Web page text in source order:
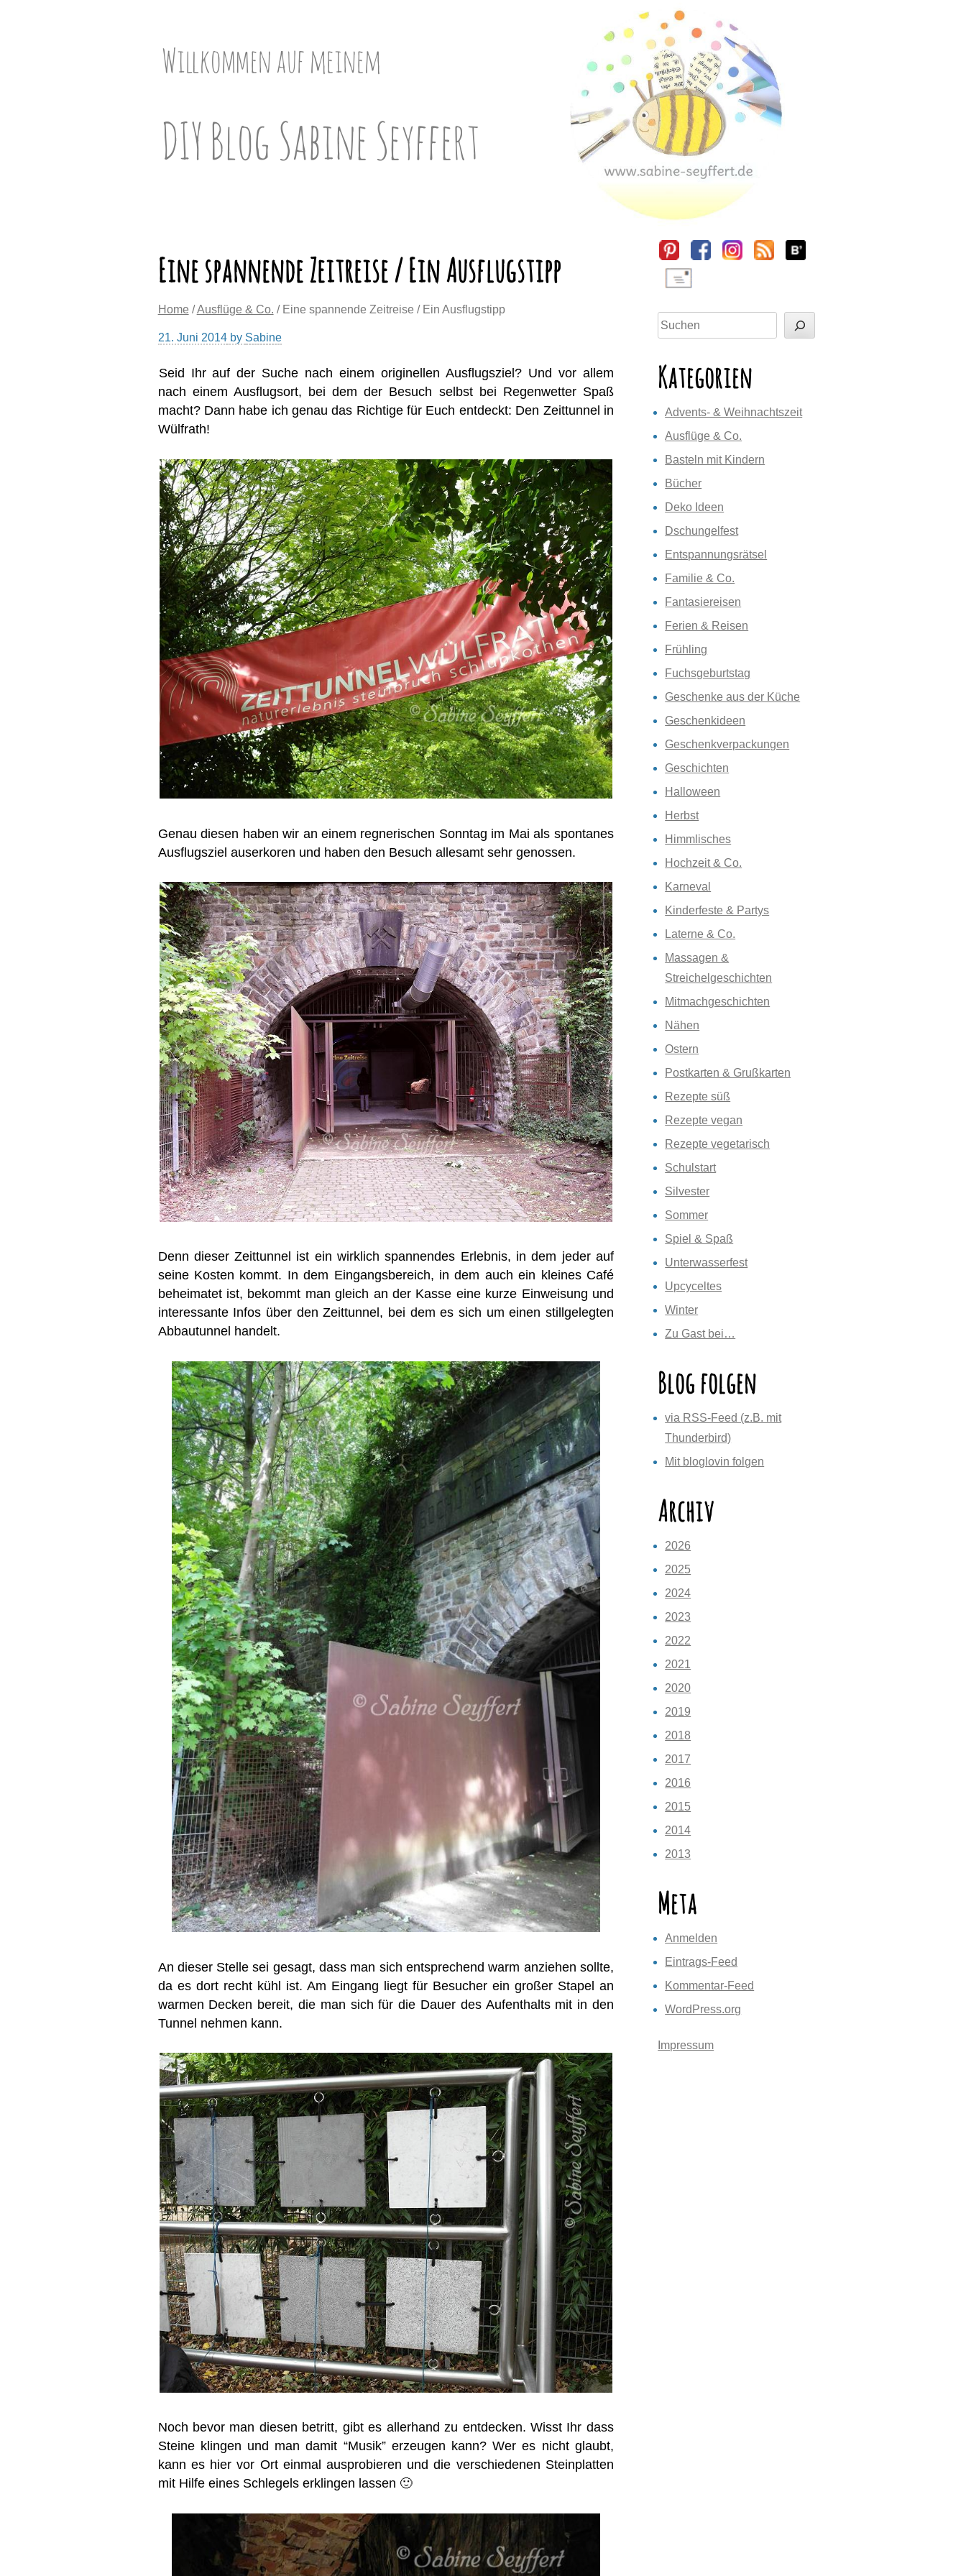
Willkommen auf meinem
DIY Blog Sabine Seyffert
Eine spannende Zeitreise / Ein Ausflugstipp
Home /Ausflüge & Co. / Eine spannende Zeitreise / Ein Ausflugstipp
21. Juni 2014by Sabine
Seid Ihr auf der Suche nach einem originellen Ausflugsziel? Und vor allem
nach einem Ausflugsort, bei dem der Besuch selbst bei Regenwetter Spaß
macht? Dann habe ich genau das Richtige für Euch entdeckt: Den Zeittunnel in
Wülfrath!
Genau diesen haben wir an einem regnerischen Sonntag im Mai als spontanes
Ausflugsziel auserkoren und haben den Besuch allesamt sehr genossen.
Denn dieser Zeittunnel ist ein wirklich spannendes Erlebnis, in dem jeder auf
seine Kosten kommt. In dem Eingangsbereich, in dem auch ein kleines Café
beheimatet ist, bekommt man gleich an der Kasse eine kurze Einweisung und
interessante Infos über den Zeittunnel, bei dem es sich um einen stillgelegten
Abbautunnel handelt.
An dieser Stelle sei gesagt, dass man sich entsprechend warm anziehen sollte,
da es dort recht kühl ist. Am Eingang liegt für Besucher ein großer Stapel an
warmen Decken bereit, die man sich für die Dauer des Aufenthalts mit in den
Tunnel nehmen kann.
Noch bevor man diesen betritt, gibt es allerhand zu entdecken. Wisst Ihr dass
Steine klingen und man damit “Musik” erzeugen kann? Wer es nicht glaubt,
kann es hier vor Ort einmal ausprobieren und die verschiedenen Steinplatten
mit Hilfe eines Schlegels erklingen lassen 🙂
Sidebar
Suchen
Kategorien
Advents- & Weihnachtszeit
Ausflüge & Co.
Basteln mit Kindern
Bücher
Deko Ideen
Dschungelfest
Entspannungsrätsel
Familie & Co.
Fantasiereisen
Ferien & Reisen
Frühling
Fuchsgeburtstag
Geschenke aus der Küche
Geschenkideen
Geschenkverpackungen
Geschichten
Halloween
Herbst
Himmlisches
Hochzeit & Co.
Karneval
Kinderfeste & Partys
Laterne & Co.
Massagen &
Streichelgeschichten
Mitmachgeschichten
Nähen
Ostern
Postkarten & Grußkarten
Rezepte süß
Rezepte vegan
Rezepte vegetarisch
Schulstart
Silvester
Sommer
Spiel & Spaß
Unterwasserfest
Upcyceltes
Winter
Zu Gast bei…
Blog folgen
via RSS-Feed (z.B. mit
Thunderbird)
Mit bloglovin folgen
Archiv
2026
2025
2024
2023
2022
2021
2020
2019
2018
2017
2016
2015
2014
2013
Meta
Anmelden
Eintrags-Feed
Kommentar-Feed
WordPress.org
Impressum